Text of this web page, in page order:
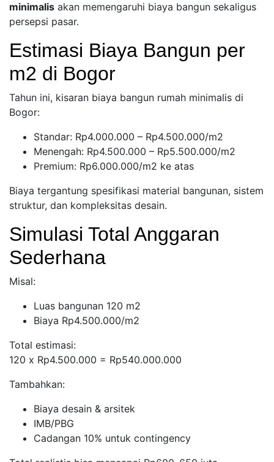
minimalis akan memengaruhi biaya bangun sekaligus
persepsi pasar.
Estimasi Biaya Bangun per
m2 di Bogor
Tahun ini, kisaran biaya bangun rumah minimalis di
Bogor:
Standar: Rp4.000.000 – Rp4.500.000/m2
Menengah: Rp4.500.000 – Rp5.500.000/m2
Premium: Rp6.000.000/m2 ke atas
Biaya tergantung spesifikasi material bangunan, sistem
struktur, dan kompleksitas desain.
Simulasi Total Anggaran
Sederhana
Misal:
Luas bangunan 120 m2
Biaya Rp4.500.000/m2
Total estimasi:
120 x Rp4.500.000 = Rp540.000.000
Tambahkan:
Biaya desain & arsitek
IMB/PBG
Cadangan 10% untuk contingency